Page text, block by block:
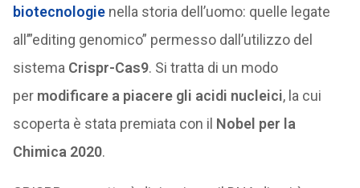
biotecnologienella storia dell’uomo: quelle legate
all’”editing genomico” permesso dall’utilizzo del
sistema Crispr-Cas9. Si tratta di un modo
per modificare a piacere gli acidi nucleici, la cui
scoperta è stata premiata con il Nobel per la
Chimica 2020.